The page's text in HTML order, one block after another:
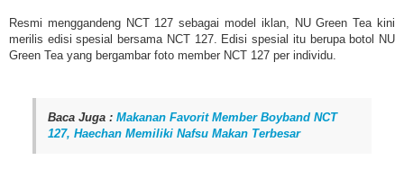
Resmi menggandeng NCT 127 sebagai model iklan, NU Green Tea kini
merilis edisi spesial bersama NCT 127. Edisi spesial itu berupa botol NU
Green Tea yang bergambar foto member NCT 127 per individu.
Baca Juga : Makanan Favorit Member Boyband NCT
127, Haechan Memiliki Nafsu Makan Terbesar